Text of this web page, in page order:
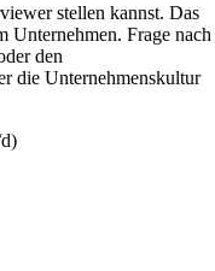
stellen kannst. Das
Unternehmen. Frage nach
den
die Unternehmenskultur